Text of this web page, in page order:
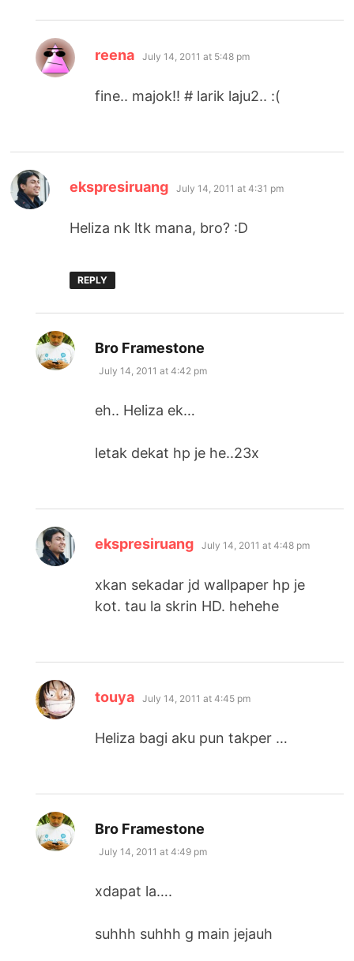
reena says:
July 14, 2011 at 5:48 pm
fine.. majok!! # larik laju2.. :(
ekspresiruang says:
July 14, 2011 at 4:31 pm
Heliza nk ltk mana, bro? :D
REPLY
Bro Framestone
July 14, 2011 at 4:42 pm
eh.. Heliza ek…
letak dekat hp je he..23x
ekspresiruang says:
July 14, 2011 at 4:48 pm
xkan sekadar jd wallpaper hp je
kot. tau la skrin HD. hehehe
touya says:
July 14, 2011 at 4:45 pm
Heliza bagi aku pun takper …
Bro Framestone
July 14, 2011 at 4:49 pm
xdapat la….
suhhh suhhh g main jejauh